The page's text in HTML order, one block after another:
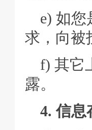
e) 如
求，向被
f) 其它
露。
4. 信息